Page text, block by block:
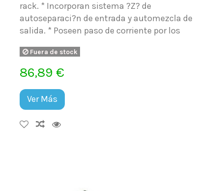
rack. * Incorporan sistema ?Z? de
autoseparaci?n de entrada y automezcla de
salida. * Poseen paso de corriente por los
Fuera de stock
86,89 €
Ver Más